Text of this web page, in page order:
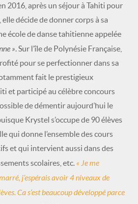
2016, après un séjour à Tahiti pour
décide de donner corps à sa
école de danse tahitienne appelée
» . Sur l’île de Polynésie Française,
pour se perfectionner dans sa
fait le prestigieux
et participé au célèbre concours
de démentir aujourd’hui le
Krystel s’occupe de 90 élèves
qui donne l’ensemble des cours
et qui intervient aussi dans des
scolaires, etc. « Je me
j’espérais avoir 4 niveaux de
Ca s’est beaucoup développé parce